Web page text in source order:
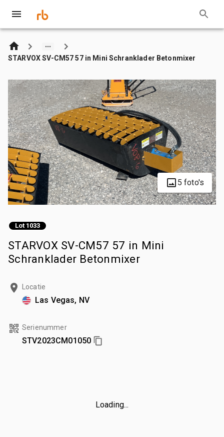
STARVOX SV-CM57 57 in Mini Schranklader Betonmixer
5 foto's
Lot 1033
STARVOX SV-CM57 57 in Mini
Schranklader Betonmixer
Locatie
Las Vegas, NV
Serienummer
STV2023CM01050
Loading...